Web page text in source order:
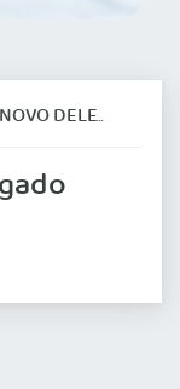
EM VILHENA